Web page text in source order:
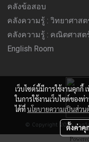
คลังข้อสอบ
คลังความรู้ : วิทยาศาสต
คลังความรู้ : คณิตศาสต
English Room
© Copyright 2026 กวดวิ
เว็บไซต์นี้มีการใช้งานคุก
ในการใช้งานเว็บไซต์ของ
ได้ที่นโยบายความเป็นส่วน
ตั้งค่าคุ